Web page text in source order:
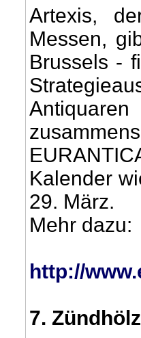
Artexis,
Messen,
Brussels -
Kalender
29. März.
Mehr dazu:
http://
7.